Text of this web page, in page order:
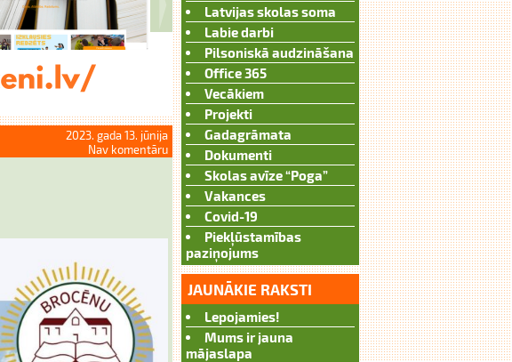
2023. gada 13. jūnija
Nav komentāru
Latvijas skolas soma
Labie darbi
Pilsoniskā audzināšana
Office 365
Vecākiem
Projekti
Gadagrāmata
Dokumenti
Skolas avīze “Poga”
Vakances
Covid-19
Piekļūstamības
paziņojums
JAUNĀKIE RAKSTI
Lepojamies!
Mums ir jauna
mājaslapa